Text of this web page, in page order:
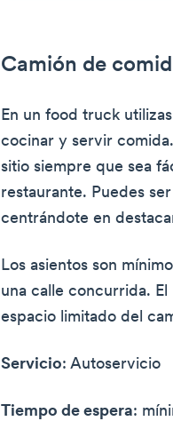
Camión de
En un food truck
cocinar y servir
sitio siempre que sea
restaurante. Puedes
centrándote en
Los asientos son
una calle concurrida.
espacio limitado del
Servicio: Autoservicio
Tiempo de espera: